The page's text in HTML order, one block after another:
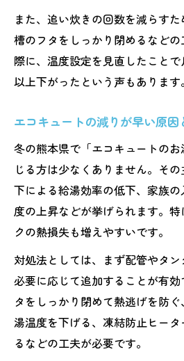
また、追い炊きの回数を減らす
槽のフタをしっかり閉めるなど
際に、温度設定を見直したことで
以上下がったという声もあります。
エコキュートの減りが早い原因
冬の熊本県で「エコキュートの
じる方は少なくありません。そ
下による給湯効率の低下、家族
度の上昇などが挙げられます。
クの熱損失も増えやすいです。
対処法としては、まず配管やタン
必要に応じて追加することが有
タをしっかり閉めて熱逃げを防
湯温度を下げる、凍結防止ヒー
るなどの工夫が必要です。